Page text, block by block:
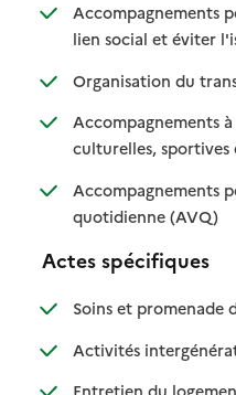
Accompagnements
lien social et éviter
Organisation du
Accompagnements
culturelles, sportives
Accompagnements
quotidienne (AVQ)
:
: non
Actes spécifiques
Soins et promenade
Activités